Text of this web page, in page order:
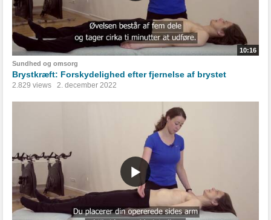
10:16
Sundhed og omsorg
Brystkræft: Forskydelighed efter fjernelse af brystet
2.829 views 2. december 2022